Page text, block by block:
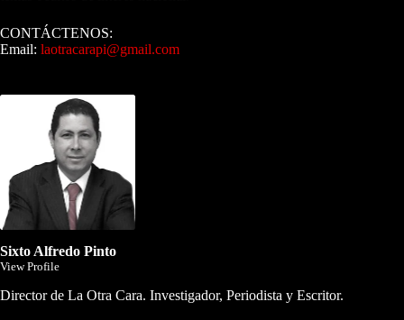
CONTÁCTENOS:
Email: laotracarapi@gmail.com
Sixto Alfredo Pinto
View Profile
Director de La Otra Cara. Investigador, Periodista y Escritor.